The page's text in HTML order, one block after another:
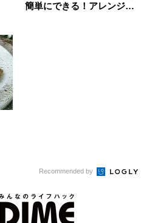
簡単にできる！アレンジレ
Recommended by